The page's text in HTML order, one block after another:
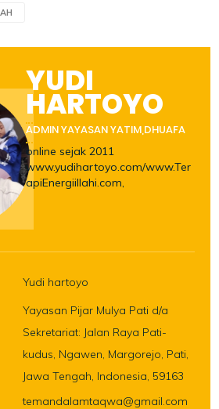
YUDI
HARTOYO
ADMIN YAYASAN YATIM,DHUAFA
online sejak 2011
www.yudihartoyo.com/www.Ter
apiEnergiillahi.com,
Yudi hartoyo
Yayasan Pijar Mulya Pati d/a
Sekretariat: Jalan Raya Pati-
kudus, Ngawen, Margorejo, Pati,
Jawa Tengah, Indonesia, 59163
temandalamtaqwa@gmail.com